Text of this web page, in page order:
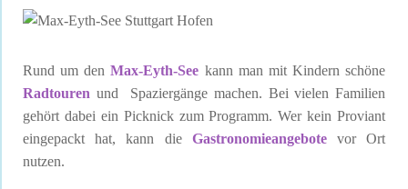
Rund um denMax-Eyth-See kann man mit Kindern schöne
Radtouren und Spaziergänge machen. Bei vielen Familien
gehört dabei ein Picknick zum Programm. Wer kein Proviant
eingepackt hat, kann die Gastronomieangebote vor Ort
nutzen.